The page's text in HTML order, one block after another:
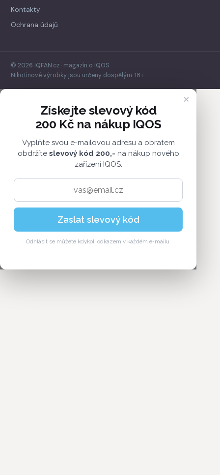
Kontakty
Ochrana údajů
© 2026 IQFAN.cz · magazín o IQOS
Nikotinové výrobky jsou určeny dospělým. 18+
×
Získejte slevový kód
200 Kč na nákup IQOS
Vyplňte svou e-mailovou adresu a obratem
obdržíte slevový kód 200,- na nákup nového
zařízení IQOS.
Zaslat slevový kód
Odhlásit se můžete kdykoli odkazem v každém e-mailu.